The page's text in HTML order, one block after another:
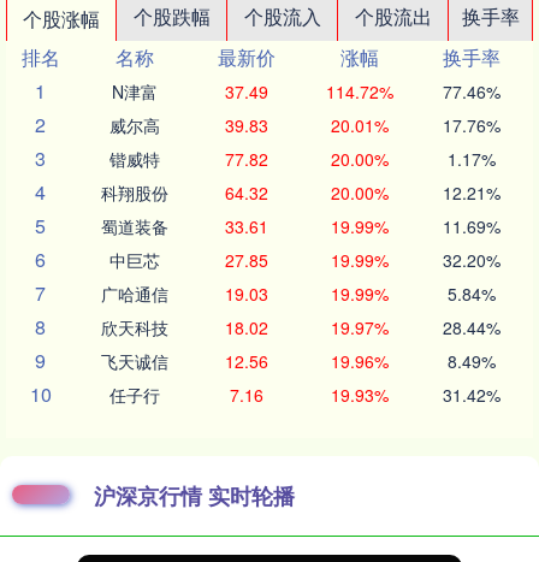
个股涨幅 个股跌幅 个股流入 个股流出
换手率
排名
名称 最新价 涨幅
换手率
1
N津富 37.49 114.72% 77.46%
2 威尔高 39.83 20.01% 17.76%
3 锴威特 77.82 20.00% 1.17%
4 科翔股份 64.32 20.00% 12.21%
5 蜀道装备 33.61 19.99% 11.69%
6 中巨芯 27.85 19.99% 32.20%
7 广哈通信 19.03 19.99% 5.84%
8 欣天科技 18.02 19.97% 28.44%
9 飞天诚信 12.56 19.96% 8.49%
10 任子行 7.16 19.93% 31.42%
沪深京行情 实时轮播